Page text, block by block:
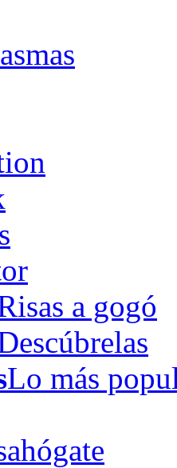
a gogó
Lo más